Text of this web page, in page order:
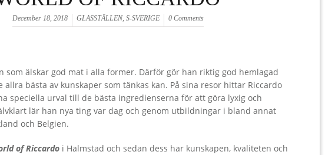
December 18, 2018 GLASSTÄLLEN, S-SVERIGE 0 Comments
som älskar god mat i alla former. Därför gör han riktig god hemlagad
allra bästa av kunskaper som tänkas kan. På sina resor hittar Riccardo
speciella urval till de bästa ingredienserna för att göra lyxig och
lär han nya ting var dag och genom utbildningar i bland annat
och Belgien.
of Riccardo i Halmstad och sedan dess har kunskapen, kvaliteten och